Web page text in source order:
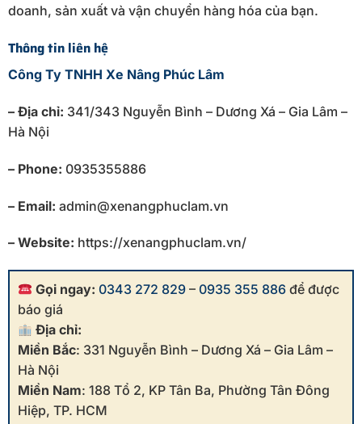
doanh, sản xuất và vận chuyển hàng hóa của bạn.
Thông tin liên hệ
Công Ty TNHH Xe Nâng Phúc Lâm
– Địa chỉ: 341/343 Nguyễn Bình – Dương Xá – Gia Lâm –
Hà Nội
– Phone: 0935355886
– Email: admin@xenangphuclam.vn
– Website: https://xenangphuclam.vn/
Gọi ngay: 0343 272 829 –0935 355 886 để được
báo giá
Địa chỉ:
Miền Bắc: 331 Nguyễn Bình – Dương Xá – Gia Lâm –
Hà Nội
Miền Nam: 188 Tổ 2, KP Tân Ba, Phường Tân Đông
Hiệp, TP. HCM